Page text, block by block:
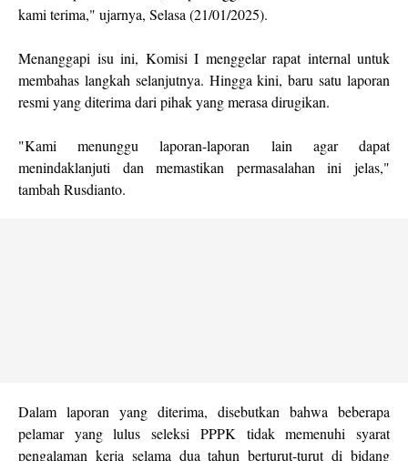
kami terima," ujarnya, Selasa (21/01/2025).
Menanggapi isu ini, Komisi I menggelar rapat internal untuk
membahas langkah selanjutnya. Hingga kini, baru satu laporan
resmi yang diterima dari pihak yang merasa dirugikan.
"Kami menunggu laporan-laporan lain agar dapat
menindaklanjuti dan memastikan permasalahan ini jelas,"
tambah Rusdianto.
Dalam laporan yang diterima, disebutkan bahwa beberapa
pelamar yang lulus seleksi PPPK tidak memenuhi syarat
pengalaman kerja selama dua tahun berturut-turut di bidang